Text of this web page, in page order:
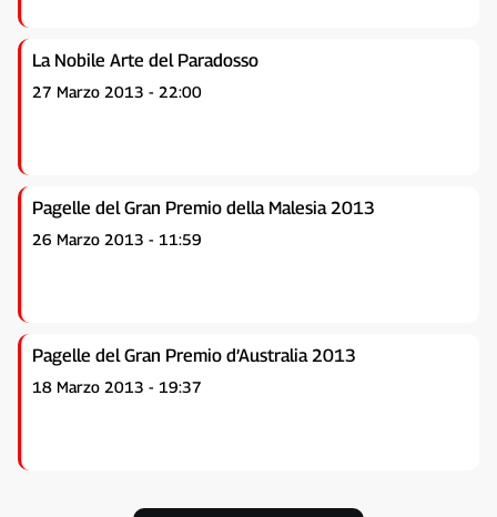
La Nobile Arte del Paradosso
27 Marzo 2013 - 22:00
Pagelle del Gran Premio della Malesia 2013
26 Marzo 2013 - 11:59
Pagelle del Gran Premio d’Australia 2013
18 Marzo 2013 - 19:37